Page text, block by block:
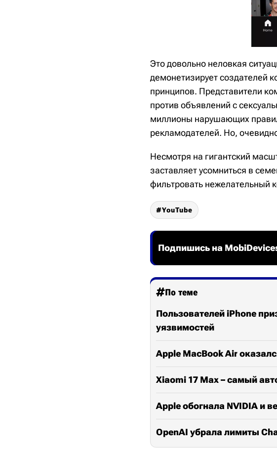
Это довольно неловкая
демонетизирует создателей
принципов. Представители
против объявлений с
миллионы нарушающих
рекламодателей. Но,
Несмотря на гигантский
заставляет усомниться в
фильтровать нежелательный
YouTube
Подпишись на
По теме
Пользователей iPhone
уязвимостей
Apple MacBook Air
Xiaomi 17 Max – самый
Apple обогнала NVIDIA и
OpenAI убрала лимиты